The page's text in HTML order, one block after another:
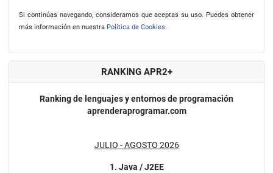
Si continúas navegando, consideramos que aceptas su uso. Puedes obtener
más información en nuestra Política de Cookies.
RANKING APR2+
Ranking de lenguajes y entornos de programación
aprenderaprogramar.com
JULIO - AGOSTO 2026
1. Java / J2EE